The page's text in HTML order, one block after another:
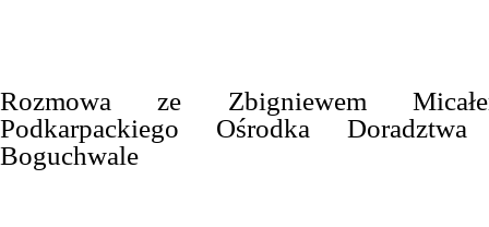
Rozmowa ze Zbigniewem
Podkarpackiego Ośrodka
Boguchwale